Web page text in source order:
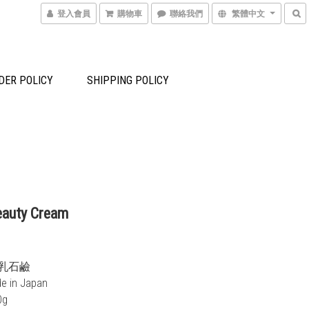
登入會員 購物車 聯絡我們 繁體中文
POLICY
SHIPPING POLICY
Cream
石鹼
in Japan